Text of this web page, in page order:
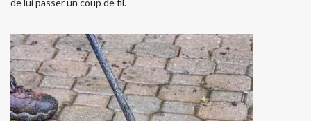
de lui passer un coup de fil.